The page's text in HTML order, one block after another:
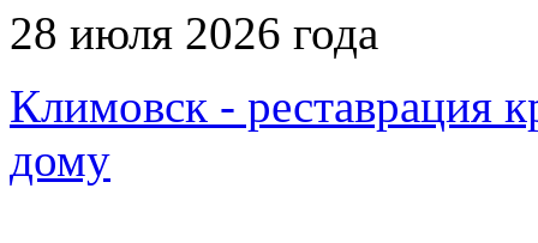
28 июля 2026 года
Климовск - реставрация
дому